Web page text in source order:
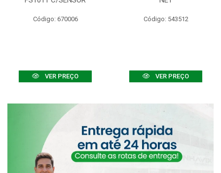
Código: 670006
VER PREÇO
Código: 543512
VER PREÇO